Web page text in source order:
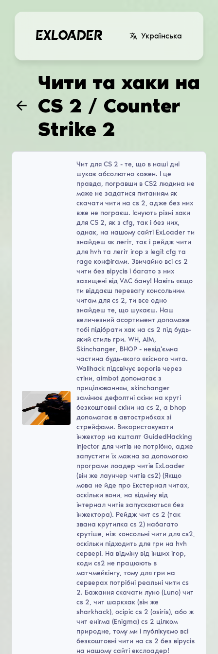
Українська
Чити та хаки на
CS 2 / Counter
Strike 2
Чит для CS 2 - те, що в наші дні
шукає абсолютно кожен. І це
правда, погравши в CS2 людина не
може не задатися питанням як
скачати чити на cs 2, адже без них
вже не пограєш. Існують різні хаки
для CS 2, як з cfg, так і без них,
однак, на нашому сайті ExLoader ти
знайдеш як легіт, так і рейдж чити
для hvh та легіт ігор з legit cfg та
rage конфігами. Звичайно всі cs 2
чити без вірусів і багато з них
захищені від VAC бану! Навіть якщо
ти віддаєш перевагу консольним
читам для cs 2, ти все одно
знайдеш те, що шукаєш. Наш
величезний асортимент допоможе
тобі підібрати хак на cs 2 під будь-
який стиль гри. WH, AIM,
Skinchanger, BHOP - невід'ємна
частина будь-якого якісного чита.
Wallhack підсвічує ворогів через
стіни, aimbot допомагає з
прицілюванням, skinchanger
замінює дефолтні скіни на круті
безкоштовні скіни на cs 2, а bhop
допомагає в автострибках зі
стрейфами. Використовувати
інжектор на кшталт GuidedHacking
Injector для читів не потрібно, адже
запустити їх можна за допомогою
програми лоадер читів ExLoader
(він же лаунчер читів cs2) (Якщо
мова не йде про Екстернал читах,
оскільки вони, на відміну від
інтернал читів запускаються без
інжектора). Рейдж чит cs 2 (так
звана крутилка cs 2) набагато
крутіше, ніж консольні чити для cs2,
оскільки підходить для гри на hvh
сервері. На відміну від інших ігор,
коди cs2 не працюють в
матчмейкінгу, тому для гри на
серверах потрібні реальні чити cs
2. Бажання скачати луно (Luno) чит
cs 2, чит шаркхак (він же
sharkhack), осіріс cs 2 (osiris), або ж
чит енігма (Enigma) cs 2 цілком
природне, тому ми і публікуємо всі
безкоштовні чити на cs 2 без вірусів
на нашому сайті екслоадер!